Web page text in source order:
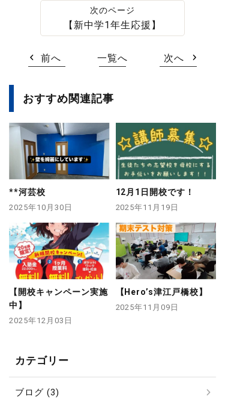
【新中学1年生応援】
前へ 一覧へ 次へ
おすすめ関連記事
**河芸校
2025年10月30日
12月1日開校です！
2025年11月19日
【開校キャンペーン実施
中】
2025年12月03日
【Hero’s津江戸橋校】
2025年11月09日
カテゴリー
ブログ (3)